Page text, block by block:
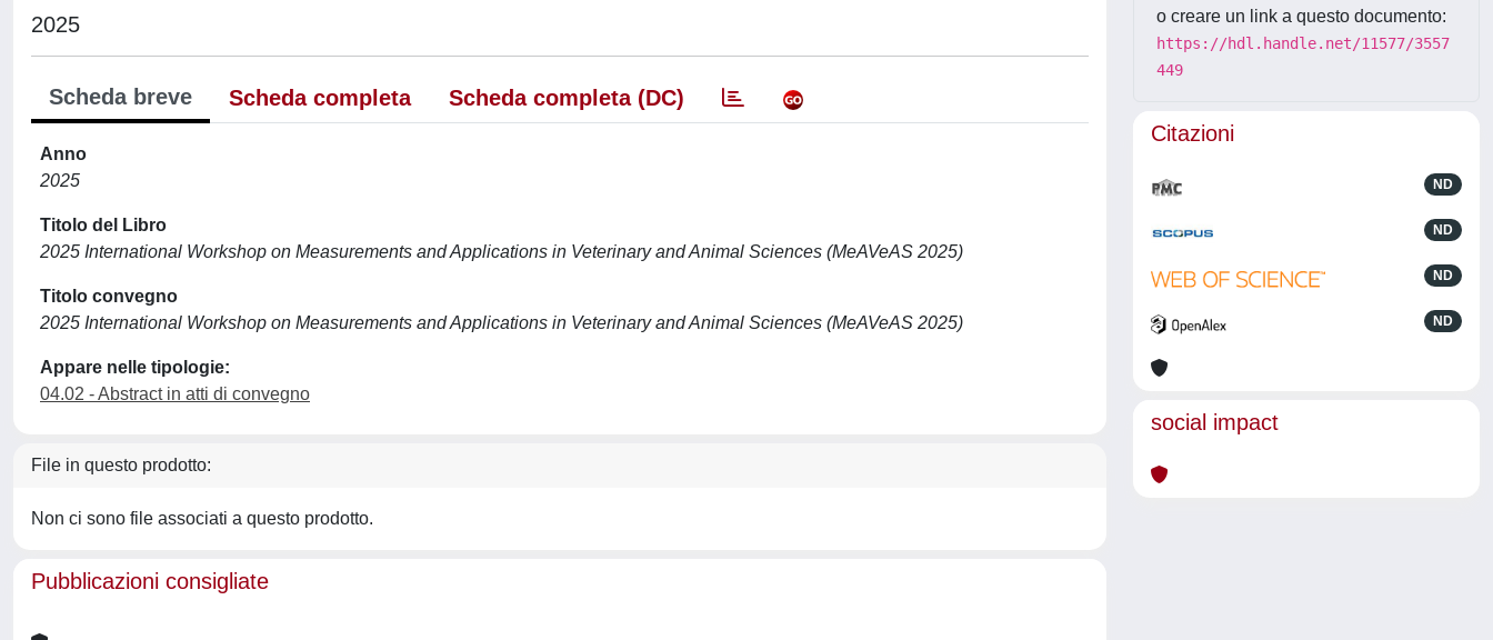
2025
Scheda breve Scheda completa Scheda completa (DC)
Anno
2025
Titolo del Libro
2025 International Workshop on Measurements and Applications in Veterinary and Animal Sciences (MeAVeAS 2025)
Titolo convegno
2025 International Workshop on Measurements and Applications in Veterinary and Animal Sciences (MeAVeAS 2025)
Appare nelle tipologie:
04.02 - Abstract in atti di convegno
File in questo prodotto:
Non ci sono file associati a questo prodotto.
Pubblicazioni consigliate
o creare un link a questo documento:
https://hdl.handle.net/11577/3557
449
Citazioni
ND
ND
ND
ND
social impact